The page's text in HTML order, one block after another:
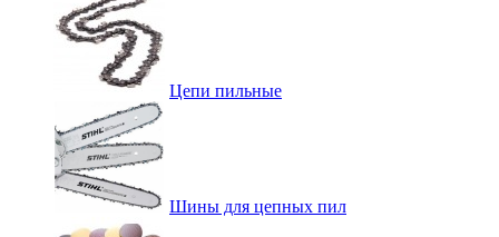
Цепи пильные
Шины для цепных пил